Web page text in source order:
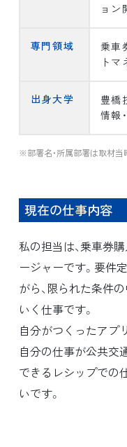
ョン
専門領域
乗車
トマ
出身大学
豊橋
情報
※部署名・所属部署は取材当
現在の仕事内容
私の担当は、乗車券
ージャーです。要件
がら、限られた条件
いく仕事です。
自分がつくったアプ
自分の仕事が公共交
できるレシップでの
いです。